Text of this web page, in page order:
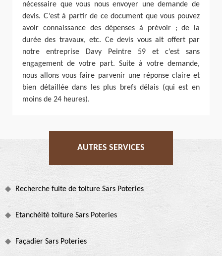
nécessaire que vous nous envoyer une demande de
devis. C’est à partir de ce document que vous pouvez
avoir connaissance des dépenses à prévoir ; de la
durée des travaux, etc. Ce devis vous ait offert par
notre entreprise Davy Peintre 59 et c’est sans
engagement de votre part. Suite à votre demande,
nous allons vous faire parvenir une réponse claire et
bien détaillée dans les plus brefs délais (qui est en
moins de 24 heures).
AUTRES SERVICES
Recherche fuite de toiture Sars Poteries
Etanchéité toiture Sars Poteries
Façadier Sars Poteries